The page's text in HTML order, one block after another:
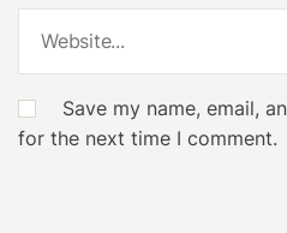
Save my name, email,
for the next time I comment.